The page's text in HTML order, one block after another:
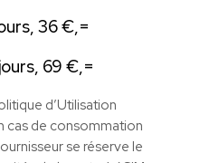
36 €,=
69 €,=
d’Utilisation
cas de consommation
se réserve le